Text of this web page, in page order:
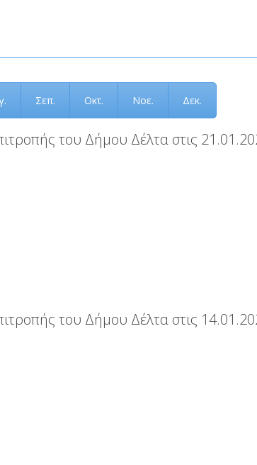
Σεπ. Οκτ. Νοε. Δεκ.
του Δήμου Δέλτα στις
του Δήμου Δέλτα στις